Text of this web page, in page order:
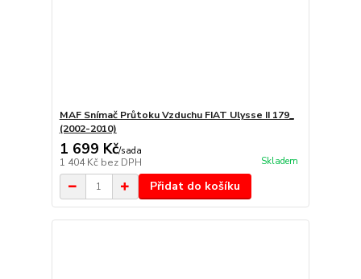
MAF Snímač Průtoku Vzduchu FIAT Ulysse II 179_
(2002-2010)
1 699 Kč/sada
1 404 Kč bez DPH Skladem
Přidat do košíku